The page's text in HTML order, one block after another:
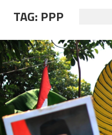
TAG: PPP